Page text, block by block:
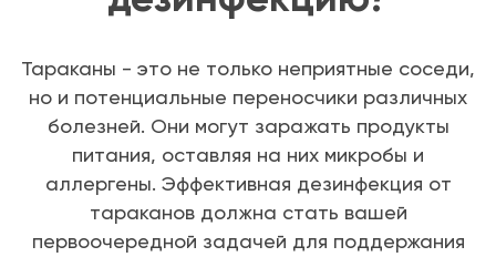
Тараканы - это не только неприятные соседи,
но и потенциальные переносчики различных
болезней. Они могут заражать продукты
питания, оставляя на них микробы и
аллергены. Эффективная дезинфекция от
тараканов должна стать вашей
первоочередной задачей для поддержания